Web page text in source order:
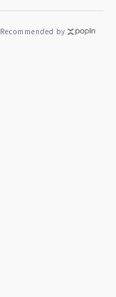
Recommended by